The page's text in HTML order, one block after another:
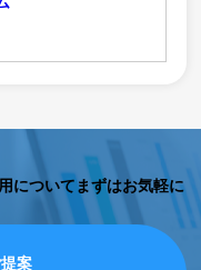
についてまずはお気軽に
案